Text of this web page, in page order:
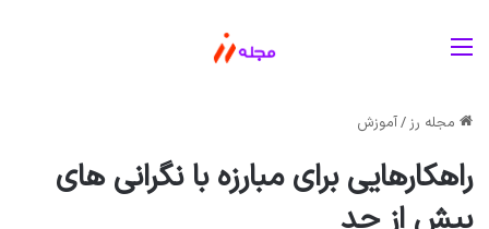
مجله رز/آموزش
راهکارهایی برای مبارزه با نگرانی های